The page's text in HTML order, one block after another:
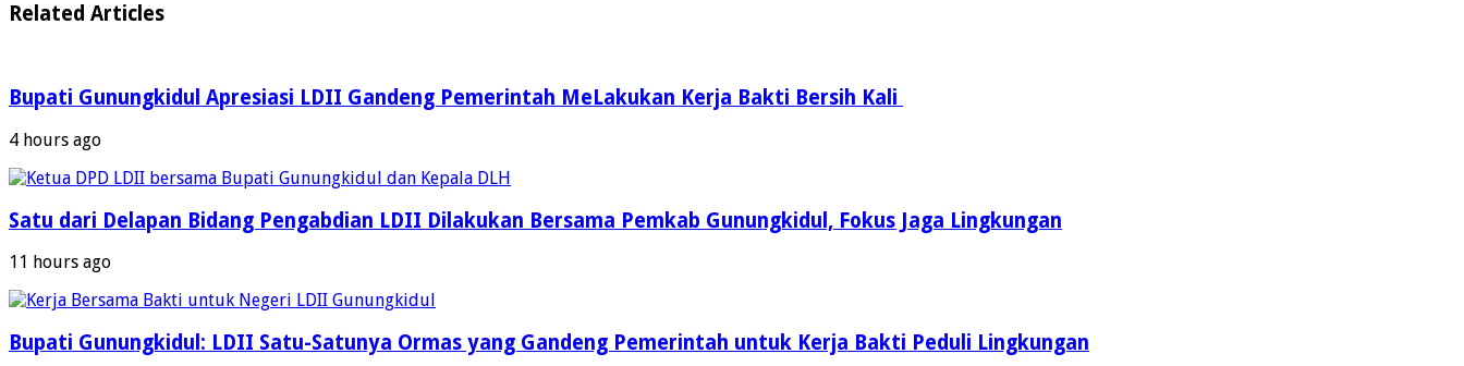
Related Articles
Bupati Gunungkidul Apresiasi LDII Gandeng Pemerintah MeLakukan Kerja Bakti Bersih Kali ‎
4 hours ago
Satu dari Delapan Bidang Pengabdian LDII Dilakukan Bersama Pemkab Gunungkidul, Fokus Jaga Lingkungan
11 hours ago
Bupati Gunungkidul: LDII Satu-Satunya Ormas yang Gandeng Pemerintah untuk Kerja Bakti Peduli Lingkungan